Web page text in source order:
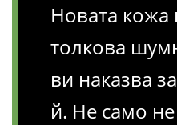
Новата кожа
толкова
ви наказва
й. Не само